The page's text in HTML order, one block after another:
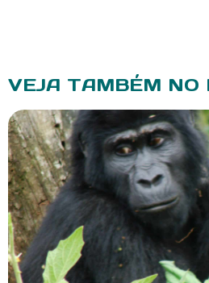
VEJA TAMBÉM NO